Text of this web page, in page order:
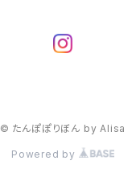
© たんぽぽりぼん by Alisa
Powered by